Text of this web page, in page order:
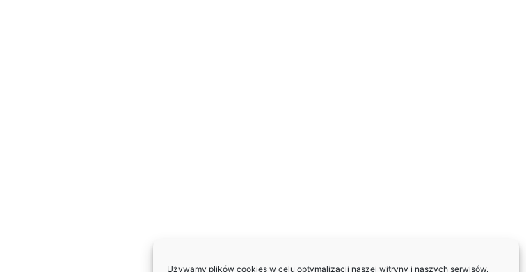
Używamy plików cookies w celu optymalizacji naszej witryny i naszych serwisów.